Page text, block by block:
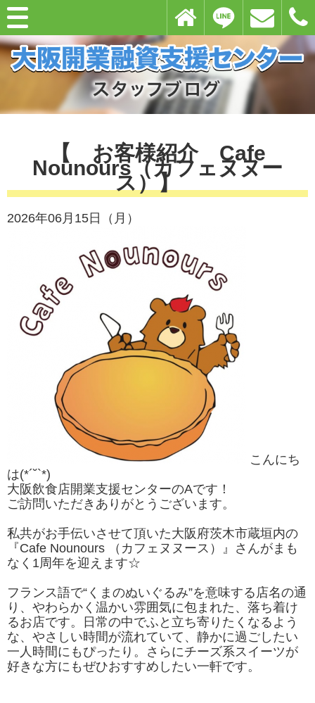
【 お客様紹介 Cafe
Nounours（カフェヌヌー
ス）】
2026年06月15日（月）
こんにち
は(*´˘`*)
大阪飲食店開業支援センターのAです！
ご訪問いただきありがとうございます。
私共がお手伝いさせて頂いた大阪府茨木市蔵垣内の
『Cafe Nounours （カフェヌヌース）』さんがまも
なく1周年を迎えます☆
フランス語で“くまのぬいぐるみ”を意味する店名の通
り、やわらかく温かい雰囲気に包まれた、落ち着け
るお店です。日常の中でふと立ち寄りたくなるよう
な、やさしい時間が流れていて、静かに過ごしたい
一人時間にもぴったり。さらにチーズ系スイーツが
好きな方にもぜひおすすめしたい一軒です。